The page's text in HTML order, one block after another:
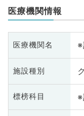
医療機関情報
医療機関名
施設種別
標榜科目